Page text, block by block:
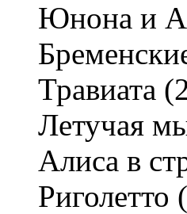
Юнона и
Травиата
Летучая
Алиса в
Риголетто